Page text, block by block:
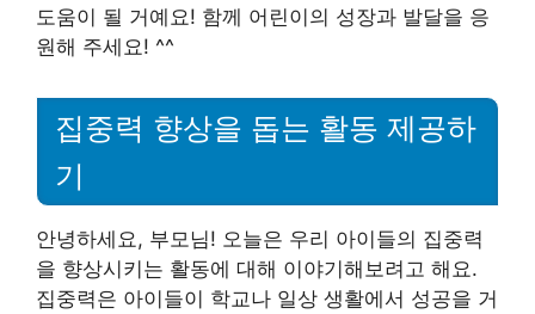
도움이 될 거예요! 함께 어린이의 성장과 발달을 응
원해 주세요! ^^
집중력 향상을 돕는 활동 제공하
기
안녕하세요, 부모님! 오늘은 우리 아이들의 집중력
을 향상시키는 활동에 대해 이야기해보려고 해요.
집중력은 아이들이 학교나 일상 생활에서 성공을 거